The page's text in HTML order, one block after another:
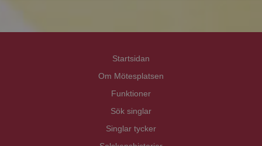
Startsidan
Om Mötesplatsen
Funktioner
Sök singlar
Singlar tycker